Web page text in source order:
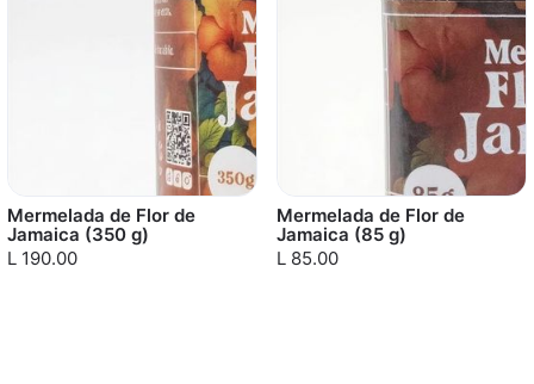
Mermelada de Flor de
Jamaica (350 g)
L 190.00
Mermelada de Flor de
Jamaica (85 g)
L 85.00